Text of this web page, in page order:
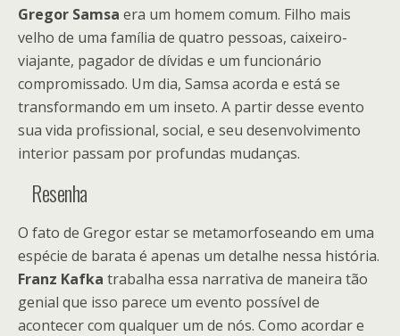
Gregor Samsa era um homem comum. Filho mais
velho de uma família de quatro pessoas, caixeiro-
viajante, pagador de dívidas e um funcionário
compromissado. Um dia, Samsa acorda e está se
transformando em um inseto. A partir desse evento
sua vida profissional, social, e seu desenvolvimento
interior passam por profundas mudanças.
Resenha
O fato de Gregor estar se metamorfoseando em uma
espécie de barata é apenas um detalhe nessa história.
Franz Kafka trabalha essa narrativa de maneira tão
genial que isso parece um evento possível de
acontecer com qualquer um de nós. Como acordar e